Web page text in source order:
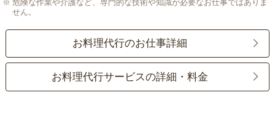
危険な作業や介護など、専門的な技術や知識が必要なお仕事ではありま
せん。
お料理代行のお仕事詳細
お料理代行サービスの詳細・料金